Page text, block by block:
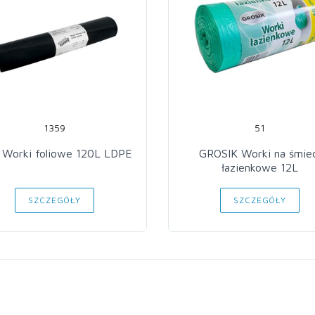
1359
Worki foliowe 120L LDPE
SZCZEGÓŁY
51
GROSIK Worki na
łazienkowe 12L
SZCZEGÓŁY